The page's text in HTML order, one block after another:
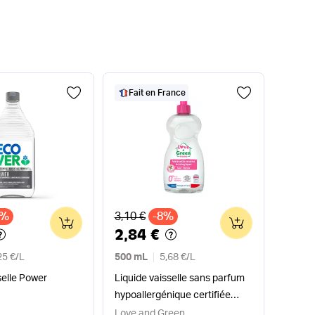
€/L
Power
0
Fait en France
Ancien prix
3,10 € -8%
2,84 €
500 mL 5,68 €/L
Liquide vaisselle sans parfum
hypoallergénique certifiée
Ecodétergent
0